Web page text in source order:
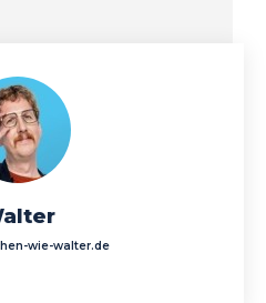
wie-walter.de